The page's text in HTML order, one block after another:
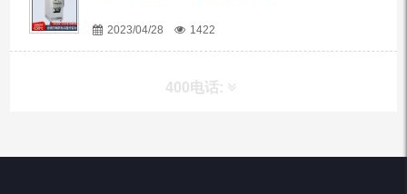
2023/04/28 1422
400电话:
产品分类